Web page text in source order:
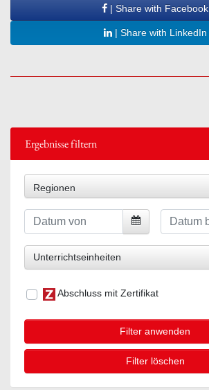
| Share with Facebook
| Share with LinkedIn
Ergebnisse filtern
Regionen
Unterrichtseinheiten
Abschluss mit Zertifikat
Filter anwenden
Filter löschen